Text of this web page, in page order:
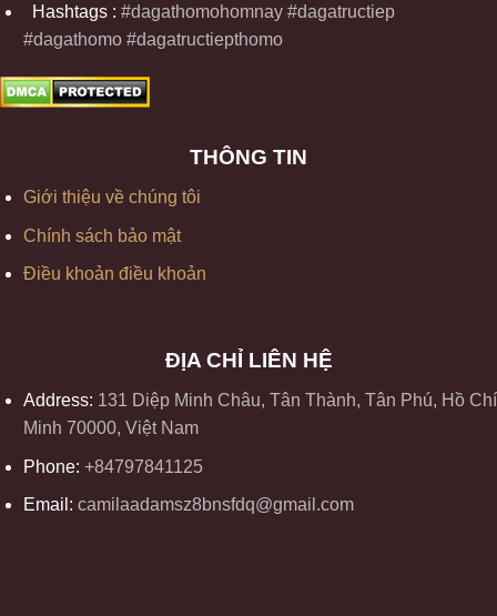
Hashtags : #dagathomohomnay #dagatructiep
#dagathomo #dagatructiepthomo
THÔNG TIN
Giới thiệu về chúng tôi
Chính sách bảo mật
Điều khoản điều khoản
ĐỊA CHỈ LIÊN HỆ
Address: 131 Diệp Minh Châu, Tân Thành, Tân Phú, Hồ Chí
Minh 70000, Việt Nam
Phone: +84797841125
Email: camilaadamsz8bnsfdq@gmail.com